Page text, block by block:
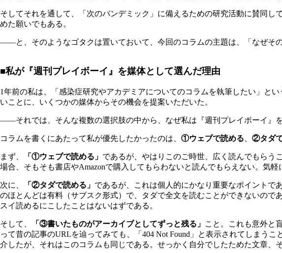
そしてそれを通して、「次のパンデミック」に備えるための研究活動に賛同
めた願いでもある。
――と、そのようなゴタクは置いておいて、今回のコラムの主題は、「なぜそ
■私が『週刊プレイボーイ』を媒体として選んだ理由
1年前の私は、「感染症研究やアカデミアについてのコラムを執筆したい」と
いことに、いくつかの媒体からその機会を提案いただいた。
――それでは、そんな複数の選択肢の中から、なぜ私は『週刊プレイボーイ』
コラムを書くにあたって私が優先したかったのは、 ①ウェブで読める ②タダ
まず、 「①ウェブで読める」 であるが、やはりこのご時世、広く読んでもらう
場合、そもそも書店やAmazonで購入してもらわないと読んでもらえない。気
次に、 「②タダで読める」 であるが、これは個人的にかなり重要なポイントで
のほとんどは有料（サブスク形式）で、タダで全文を読むことができないの
スイ読めるにこしたことはないはずである。
そして、 「③書いたものがアーカイブとしてずっと残る」 こと。これも意外と
って昔の記事のURLを辿ってみても、「404 Not Found」と表示されてしまう
介したが、それはこのコラムも同じである。せっかく自分でしたためた文章、